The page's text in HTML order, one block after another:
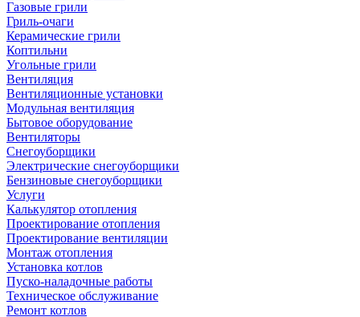
Газовые грили
Гриль-очаги
Керамические грили
Коптильни
Угольные грили
Вентиляция
Вентиляционные установки
Модульная вентиляция
Бытовое оборудование
Вентиляторы
Снегоуборщики
Электрические снегоуборщики
Бензиновые снегоуборщики
Услуги
Калькулятор отопления
Проектирование отопления
Проектирование вентиляции
Монтаж отопления
Установка котлов
Пуско-наладочные работы
Техническое обслуживание
Ремонт котлов